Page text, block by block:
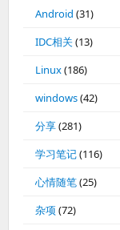
Android (31)
IDC相关(13)
Linux(186)
windows(42)
分享(281)
学习笔记(116)
心情随笔(25)
杂项 (72)